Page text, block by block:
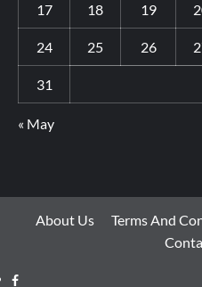
17 18 19
24 25 26
31
« May
About Us Terms And
Facebook